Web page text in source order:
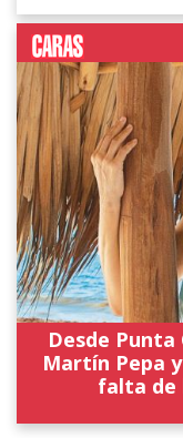
Desde
Martín Pepa
falta de